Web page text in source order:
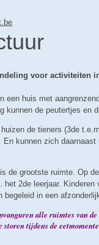
voor activiteiten
een huis met
kunnen de peutertjes en
de tieners (3de
En kunnen zich
de grootste ruimte. Op
2de leerjaar. Kinderen
begeleid in een
alle ruimtes van de
tijdens de